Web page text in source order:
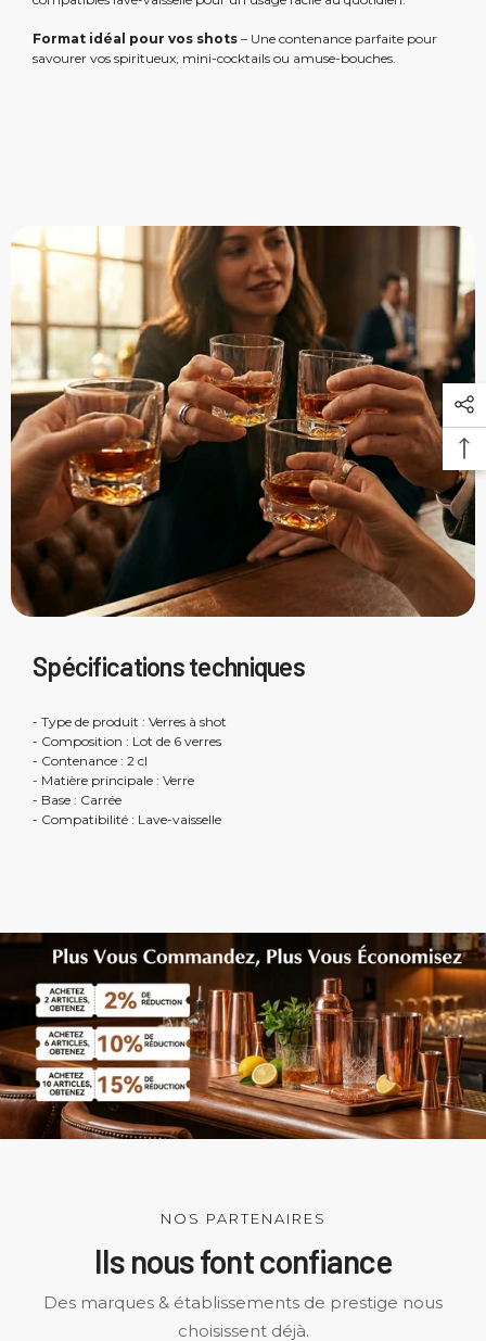
Format idéal pour vos shots – Une contenance parfaite pour
savourer vos spiritueux, mini-cocktails ou amuse-bouches.
Spécifications techniques
- Type de produit : Verres à shot
- Composition : Lot de 6 verres
- Contenance : 2 cl
- Matière principale : Verre
- Base : Carrée
- Compatibilité : Lave-vaisselle
NOS PARTENAIRES
Ils nous font confiance
Des marques & établissements de prestige nous
choisissent déjà.